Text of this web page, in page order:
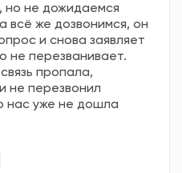
но не дожидаемся
всё же дозвонимся, он
и снова заявляет
не перезванивает.
пропала,
не перезвонил
нас уже не дошла